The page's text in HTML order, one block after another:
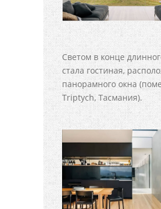
Светом в конце
стала гостиная,
панорамного окна
Triptych, Тасмания).